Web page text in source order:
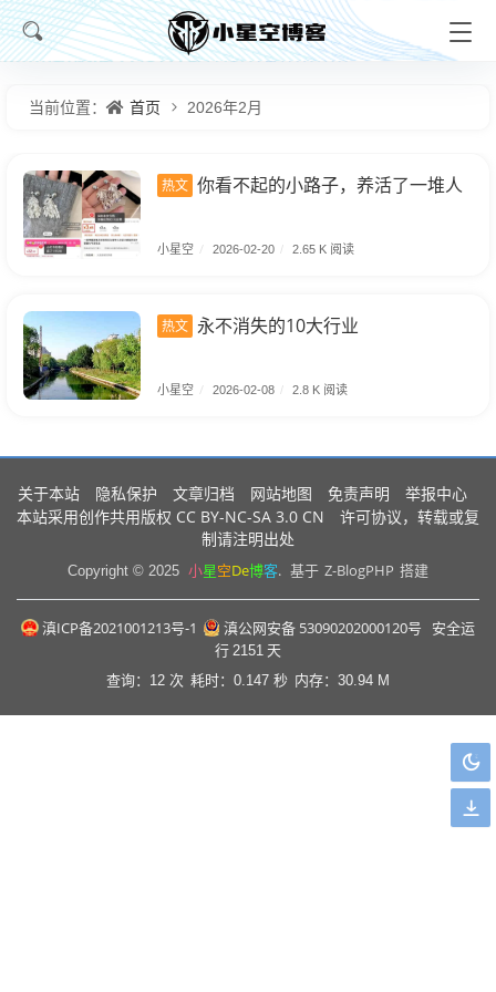
当前位置： 首页 2026年2月
热文 你看不起的小路子，养活了一堆人
小星空 / 2026-02-20 / 2.65 K 阅读
热文 永不消失的10大行业
小星空 / 2026-02-08 / 2.8 K 阅读
关于本站 隐私保护 文章归档 网站地图 免责声明 举报中心
本站采用创作共用版权 CC BY-NC-SA 3.0 CN
许可协议，转载或复
制请注明出处
Copyright © 2025 小星空De博客. 基于 Z-BlogPHP 搭建
滇ICP备2021001213号-1 滇公网安备 53090202000120号
安全运
行 2151 天
查询：12 次 耗时：0.147 秒 内存：30.94 M